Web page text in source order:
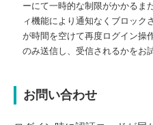
ーにて一時的な制限がかかるま
ィ機能により通知なくブロック
が時間を空けて再度ログイン操
のみ送信し、受信されるかをお
お問い合わせ